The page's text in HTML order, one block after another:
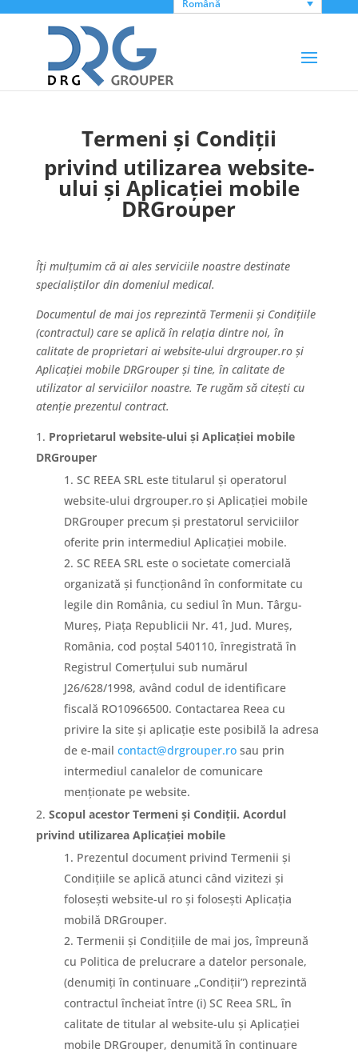
Română
Termeni și Condiții
privind utilizarea website-
ului și Aplicației mobile
DRGrouper
Îți mulțumim că ai ales serviciile noastre destinate
specialiștilor din domeniul medical.
Documentul de mai jos reprezintă Termenii și Condițiile
(contractul) care se aplică în relația dintre noi, în
calitate de proprietari ai website-ului drgrouper.ro și
Aplicației mobile DRGrouper și tine, în calitate de
utilizator al serviciilor noastre. Te rugăm să citești cu
atenție prezentul contract.
Proprietarul website-ului și Aplicației mobile
DRGrouper
SC REEA SRL este titularul și operatorul
website-ului drgrouper.ro și Aplicației mobile
DRGrouper precum și prestatorul serviciilor
oferite prin intermediul Aplicației mobile.
SC REEA SRL este o societate comercială
organizată și funcționând în conformitate cu
legile din România, cu sediul în Mun. Târgu-
Mureș, Piața Republicii Nr. 41, Jud. Mureș,
România, cod poștal 540110, înregistrată în
Registrul Comerțului sub numărul
J26/628/1998, având codul de identificare
fiscală RO10966500. Contactarea Reea cu
privire la site și aplicație este posibilă la adresa
de e-mail contact@drgrouper.rosau prin
intermediul canalelor de comunicare
menționate pe website.
Scopul acestor Termeni și Condiții. Acordul
privind utilizarea Aplicației mobile
Prezentul document privind Termenii și
Condițiile se aplică atunci când vizitezi și
folosești website-ul ro și folosești Aplicația
mobilă DRGrouper.
Termenii și Condițiile de mai jos, împreună
cu Politica de prelucrare a datelor personale,
(denumiți în continuare „Condiții”) reprezintă
contractul încheiat între (i) SC Reea SRL, în
calitate de titular al website-ulu și Aplicației
mobile DRGrouper, denumită în continuare